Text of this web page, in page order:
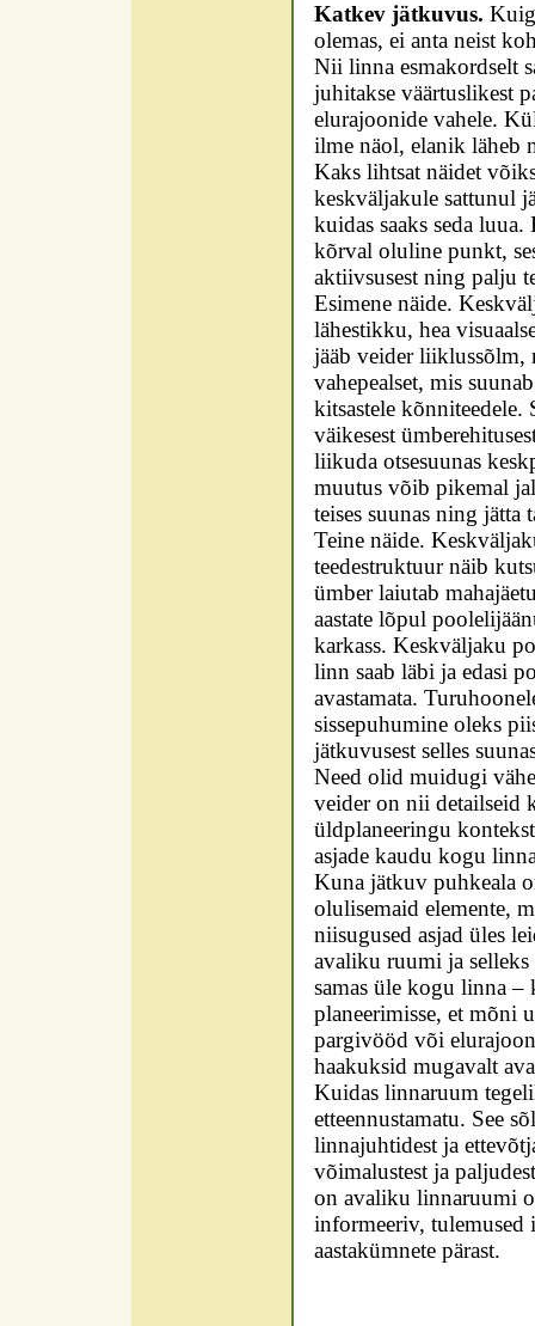
Katkev jätkuvus.
olemas, ei anta neist
Nii linna esmakordselt
juhitakse väärtuslikest
elurajoonide vahele.
ilme näol, elanik läheb
Kaks lihtsat näidet
keskväljakule sattunul
kuidas saaks seda
kõrval oluline punkt,
aktiivsusest ning palju
Esimene näide.
lähestikku, hea
jääb veider
vahepealset, mis
kitsastele kõnniteedele.
väikesest
liikuda otsesuunas
muutus võib pikemal
teises suunas ning jätta
Teine näide.
teedestruktuur näib
ümber laiutab
aastate lõpul
karkass. Keskväljaku
linn saab läbi ja edasi
avastamata.
sissepuhumine oleks
jätkuvusest selles
Need olid muidugi
veider on nii detailseid
üldplaneeringu
asjade kaudu kogu
Kuna jätkuv puhkeala
olulisemaid elemente,
niisugused asjad üles
avaliku ruumi ja
samas üle kogu linna –
planeerimisse, et mõni
pargivööd või
haakuksid mugavalt
Kuidas linnaruum
etteennustamatu. See
linnajuhtidest ja
võimalustest ja
on avaliku linnaruumi
informeeriv, tulemused
aastakümnete pärast.